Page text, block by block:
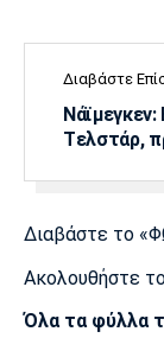
Διαβάστε
Tελστάρ,
Διαβάστε το
Ακολουθήστε
Όλα τα φύλλα